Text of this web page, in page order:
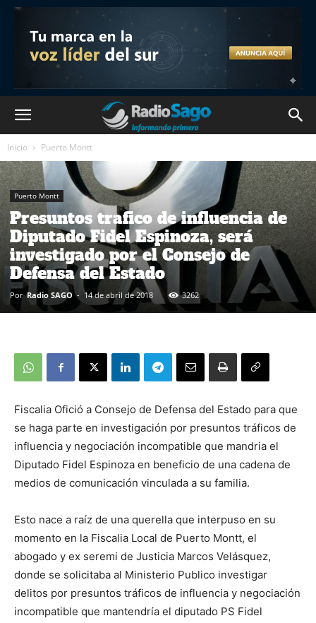
Inicio Puerto Montt
Puerto Montt
Presuntos trafico de influencia de
Diputado Fidel Espinoza, será
investigado por el Consejo de
Defensa del Estado
Por Radio SAGO - 14 de abril de 2018 3262
Fiscalia Ofició a Consejo de Defensa del Estado para que
se haga parte en investigación por presuntos tráficos de
influencia y negociación incompatible que mandria el
Diputado Fidel Espinoza en beneficio de una cadena de
medios de comunicación vinculada a su familia.
Esto nace a raíz de una querella que interpuso en su
momento en la Fiscalia Local de Puerto Montt, el
abogado y ex seremi de Justicia Marcos Velásquez,
donde se solicitaba al Ministerio Publico investigar
delitos por presuntos tráficos de influencia y negociación
incompatible que mantendría el diputado PS Fidel